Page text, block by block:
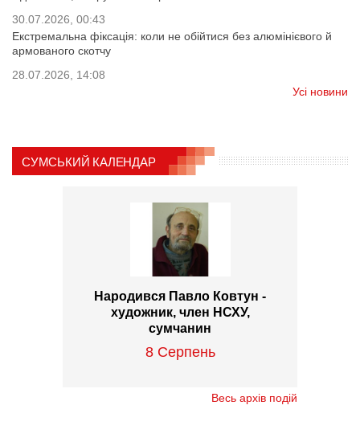
30.07.2026, 00:43
Екстремальна фіксація: коли не обійтися без алюмінієвого й
армованого скотчу
28.07.2026, 14:08
Усі новини
СУМСЬКИЙ КАЛЕНДАР
Народився Павло Ковтун -
художник, член НСХУ,
сумчанин
8 Серпень
Весь архів подій